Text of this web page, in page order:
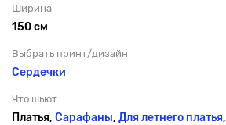
Ширина
150 см
Выбрать принт/дизайн
Сердечки
Что шьют:
Платья, Сарафаны, Для летнего платья,